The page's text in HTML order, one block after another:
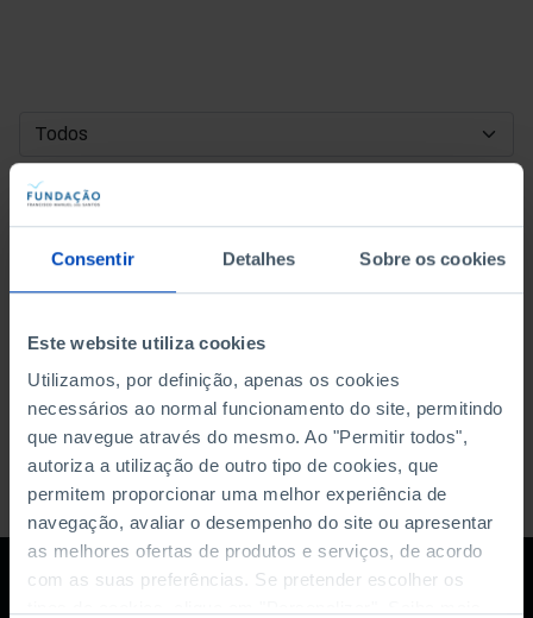
Consentir Detalhes Sobre os cookies
Este website utiliza cookies
Utilizamos, por definição, apenas os cookies
necessários ao normal funcionamento do site, permitindo
que navegue através do mesmo. Ao "Permitir todos",
autoriza a utilização de outro tipo de cookies, que
permitem proporcionar uma melhor experiência de
navegação, avaliar o desempenho do site ou apresentar
as melhores ofertas de produtos e serviços, de acordo
com as suas preferências. Se pretender escolher os
DATA DE INÍCIO
DATA DE FIM